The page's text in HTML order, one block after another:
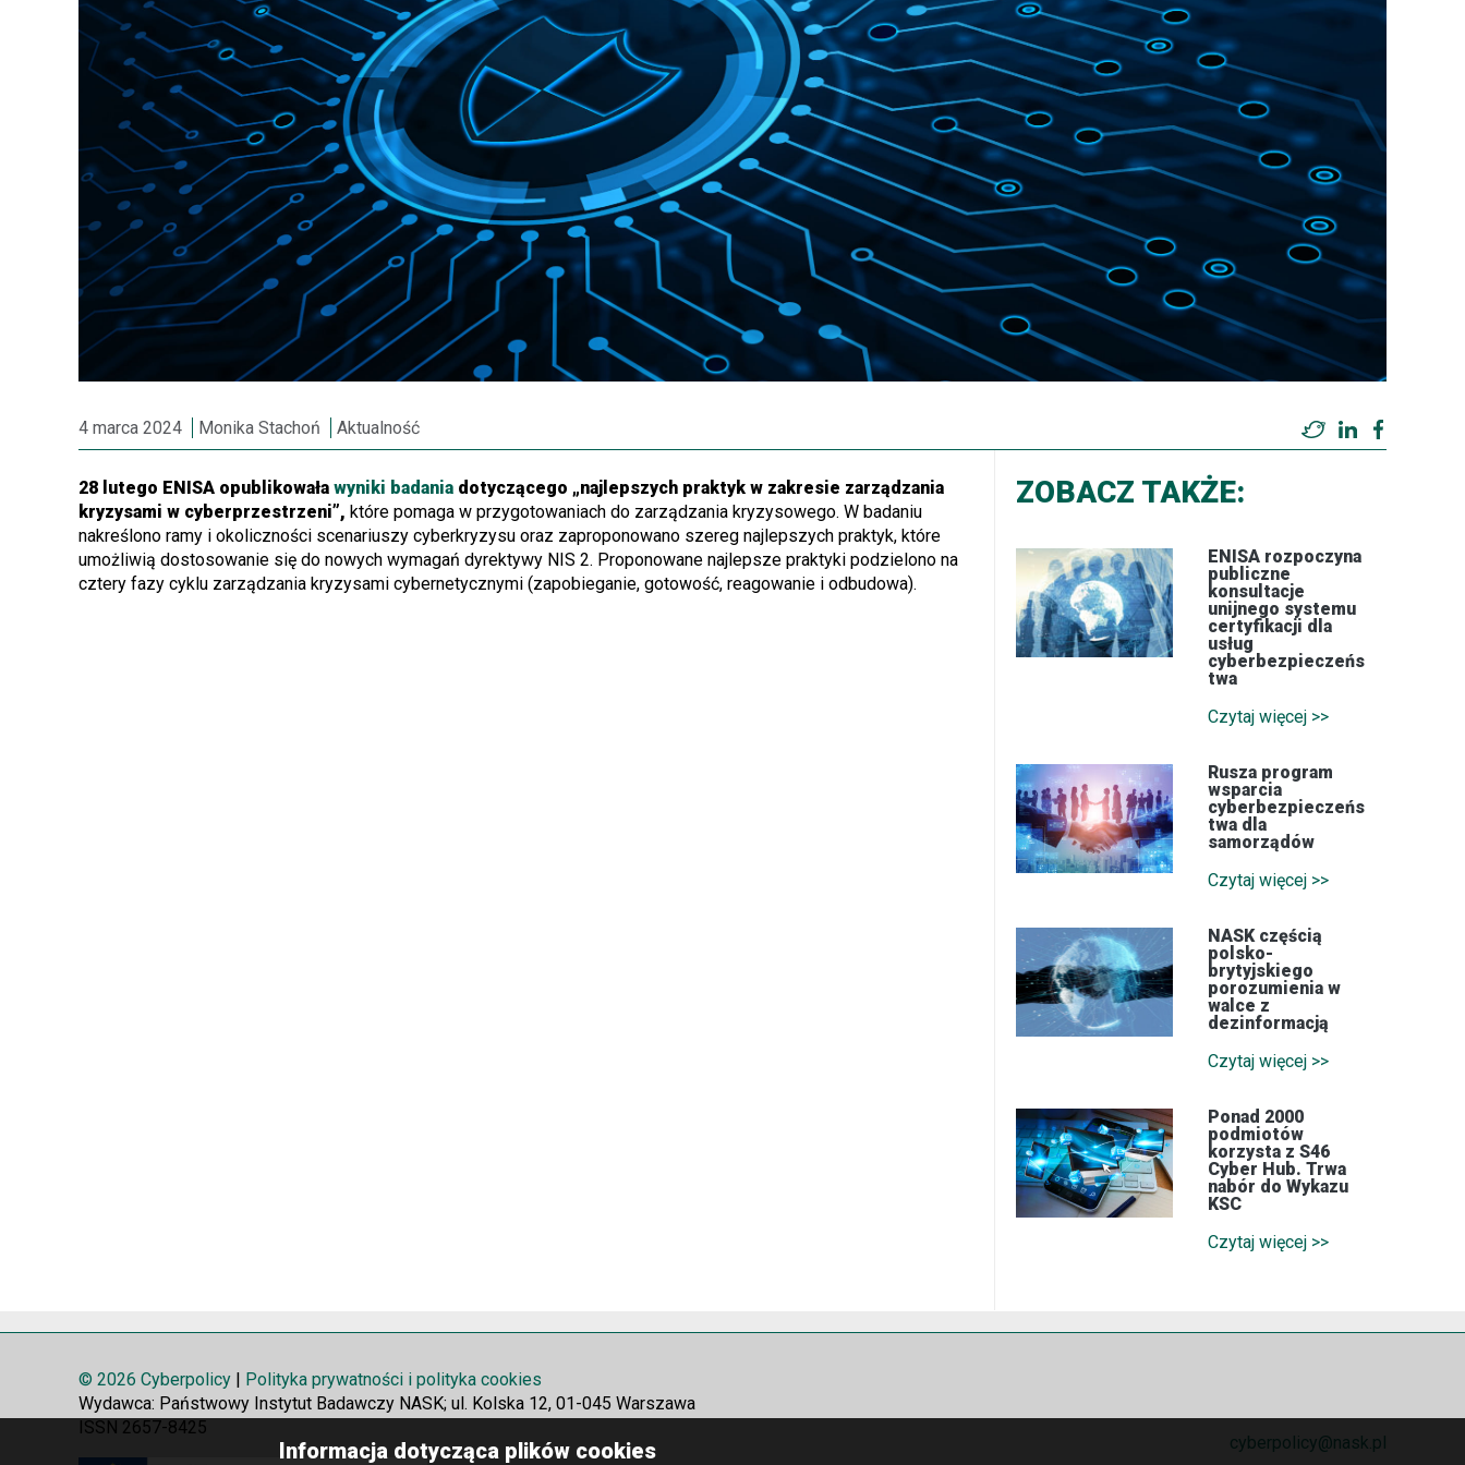
4 marca 2024 Monika Stachoń Aktualność TwitterLinkedIn
28 lutego ENISA opublikowała wyniki badania dotyczącego „najlepszych praktyk w zakresie zarządzania
kryzysami w cyberprzestrzeni”, które pomaga w przygotowaniach do zarządzania kryzysowego. W badaniu
nakreślono ramy i okoliczności scenariuszy cyberkryzysu oraz zaproponowano szereg najlepszych praktyk, które
umożliwią dostosowanie się do nowych wymagań dyrektywy NIS 2. Proponowane najlepsze praktyki podzielono na
cztery fazy cyklu zarządzania kryzysami cybernetycznymi (zapobieganie, gotowość, reagowanie i odbudowa).
ZOBACZ TAKŻE:
ENISA rozpoczyna
publiczne
konsultacje
unijnego systemu
certyfikacji dla
usług
cyberbezpieczeńs
twa
Czytaj więcej >>
Rusza program
wsparcia
cyberbezpieczeńs
twa dla
samorządów
Czytaj więcej >>
NASK częścią
polsko-
brytyjskiego
porozumienia w
walce z
dezinformacją
Czytaj więcej >>
Ponad 2000
podmiotów
korzysta z S46
Cyber Hub. Trwa
nabór do Wykazu
KSC
Czytaj więcej >>
© 2026 Cyberpolicy | Polityka prywatności i polityka cookies
Wydawca: Państwowy Instytut Badawczy NASK; ul. Kolska 12, 01-045 Warszawa
ISSN 2657-8425
cyberpolicy@nask.pl
Informacja dotycząca plików cookies